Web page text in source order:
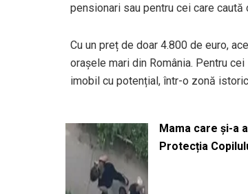
pensionari sau pentru cei care
Cu un preț de doar 4.800 de euro,
orașele mari din România. Pentru
imobil cu potențial, într-o zonă
Mama care și-a
Protecția